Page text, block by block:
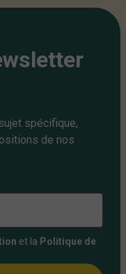
spécifique,
de nos
et la Politique de